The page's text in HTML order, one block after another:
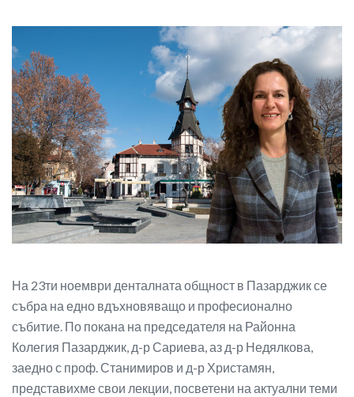
На 23ти ноември денталната общност в Пазарджик се
събра на едно вдъхновяващо и професионално
събитие. По покана на председателя на Районна
Колегия Пазарджик, д-р Сариева, аз д-р Недялкова,
заедно с проф. Станимиров и д-р Христамян,
представихме свои лекции, посветени на актуални теми